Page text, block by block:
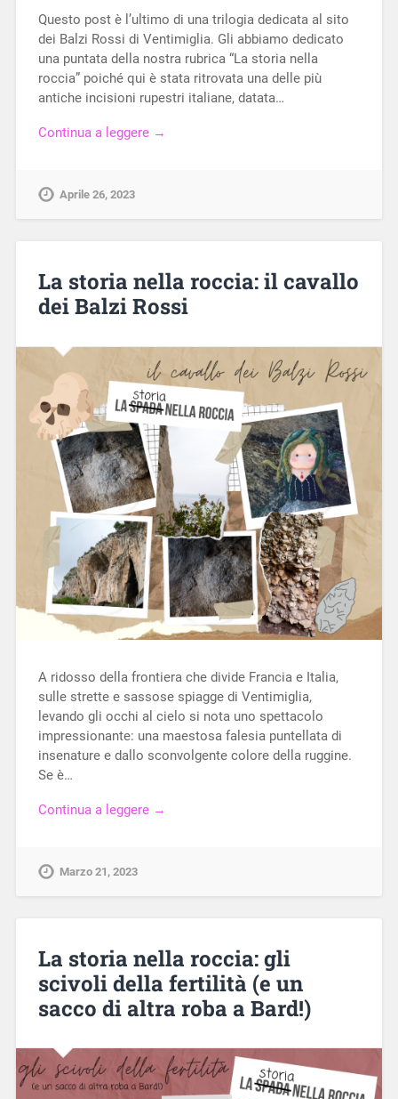
Questo post è l’ultimo di una trilogia dedicata al sito
dei Balzi Rossi di Ventimiglia. Gli abbiamo dedicato
una puntata della nostra rubrica “La storia nella
roccia” poiché qui è stata ritrovata una delle più
antiche incisioni rupestri italiane, datata…
Continua a leggere →
Aprile 26, 2023
La storia nella roccia: il cavallo
dei Balzi Rossi
A ridosso della frontiera che divide Francia e Italia,
sulle strette e sassose spiagge di Ventimiglia,
levando gli occhi al cielo si nota uno spettacolo
impressionante: una maestosa falesia puntellata di
insenature e dallo sconvolgente colore della ruggine.
Se è…
Continua a leggere →
Marzo 21, 2023
La storia nella roccia: gli
scivoli della fertilità (e un
sacco di altra roba a Bard!)